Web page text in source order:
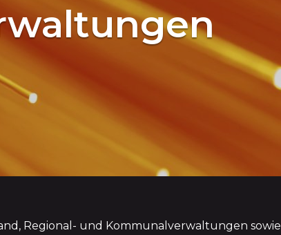
Regional- und Kommunalverwaltungen sowie